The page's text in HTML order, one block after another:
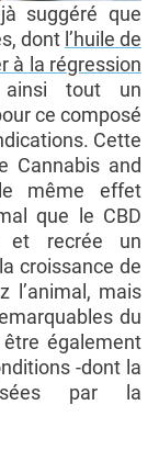
suggéré que
dont l’huile de
à la régression
tout un
ce composé
Cette
Cannabis and
le même effet
que le CBD
et recrée un
croissance de
l’animal, mais
du
également
-dont la
par la